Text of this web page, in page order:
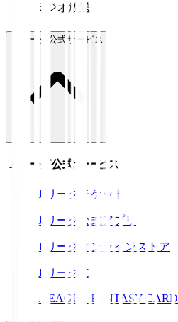
ラジオ放送
Ｊリーグ公式サービス
Ｊリーグ公式サービス
Ｊリーグチケット
Ｊリーグ公式アプリ
Ｊリーグオンラインストア
ＪリーグID
J.LEAGUE FANTASY CARD